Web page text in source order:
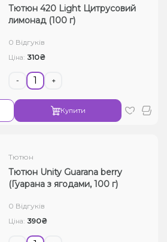
Тютюн 420 Light Цитрусовий
лимонад (100 г)
0 Відгуків
Ціна: 310₴
- +
Купити
Тютюн
Тютюн Unity Guarana berry
(Гуарана з ягодами, 100 г)
0 Відгуків
Ціна: 390₴